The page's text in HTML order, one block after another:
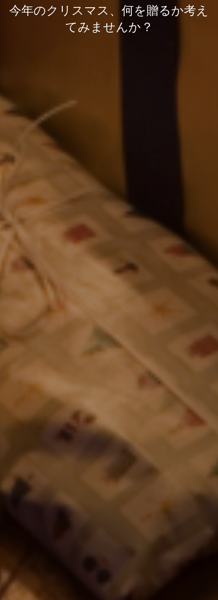
今年のクリスマス、何を贈るか考え
てみませんか？